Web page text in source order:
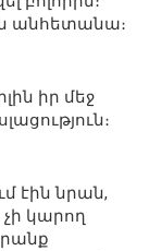
անհետանա։
իր մեջ
էին նրան,
կարող